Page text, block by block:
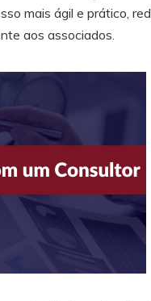
mais ágil e prático,
aos associados.